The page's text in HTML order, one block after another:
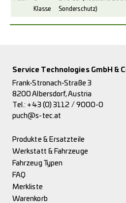
Klasse
Sonderschutz)
Service Technologies GmbH &
Frank-Stronach-Straße 3
8200 Albersdorf, Austria
Tel.: +43 (0) 3112 / 9000-0
puch@s-tec.at
Produkte & Ersatzteile
Werkstatt & Fahrzeuge
Fahrzeug Typen
FAQ
Merkliste
Warenkorb